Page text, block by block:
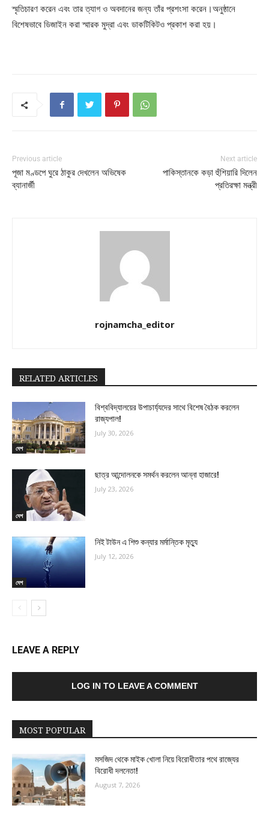
স্মৃতিচারণ করেন এবং তার ত্যাগ ও অবদানের জন্য তাঁর প্রশংসা করেন।অনুষ্ঠানে
বিশেষভাবে ডিজাইন করা স্মারক মুদ্রা এবং ডাকটিকিটও প্রকাশ করা হয়।
Previous article
পূজা মণ্ডপে ঘুরে ঠাকুর দেখলেন অভিষেক
ব্যানার্জী
Next article
পাকিস্তানকে কড়া হুঁশিয়ারি দিলেন
প্রতিরক্ষা মন্ত্রী
rojnamcha_editor
RELATED ARTICLES
দেশ
বিশ্ববিদ্যালয়ের উপাচার্য্যদের সাথে বিশেষ বৈঠক করলেন
রাজ্যপাল!
July 30, 2026
দেশ
ছাত্র আন্দোলনকে সমর্থন করলেন আন্না হাজারে!
July 23, 2026
দেশ
নিই টাউন এ শিশু কন্যার মর্মান্তিক মৃত্যু
July 12, 2026
LEAVE A REPLY
LOG IN TO LEAVE A COMMENT
MOST POPULAR
মসজিদ থেকে মাইক খোলা নিয়ে বিরোধীতার পথে রাজ্যের
বিরোধী দলনেতা!
August 7, 2026